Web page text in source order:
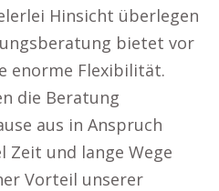
Hinsicht überlegen
bietet vor
enorme Flexibilität.
die Beratung
aus in Anspruch
Zeit und lange Wege
Vorteil unserer